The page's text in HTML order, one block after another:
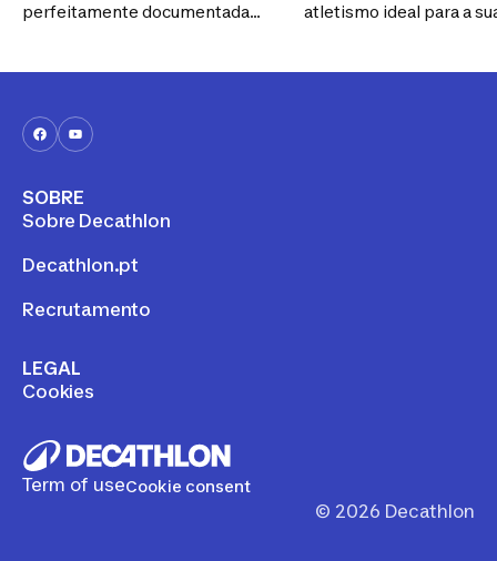
perfeitamente documentadas.
a prática da corrida é fonte de
não seja de todo inútil chegar a
essa convicção para poder
céticos…
atletismo ideal para a
SOBRE
Sobre Decathlon
Decathlon.pt
Recrutamento
LEGAL
Cookies
Term of useCookie consent
© 2026 Decathlon